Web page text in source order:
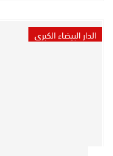
الدار البيضاء الكبرى